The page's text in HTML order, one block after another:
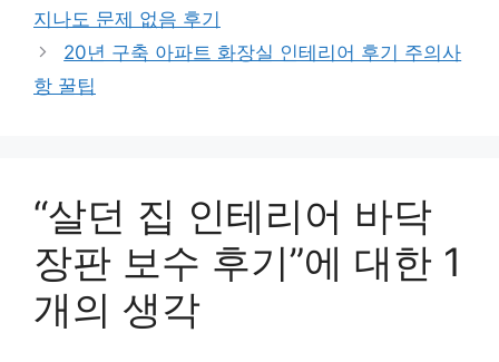
지나도 문제 없음 후기
20년 구축 아파트 화장실 인테리어 후기 주의사
항 꿀팁
“살던 집 인테리어 바닥
장판 보수 후기”에 대한 1
개의 생각